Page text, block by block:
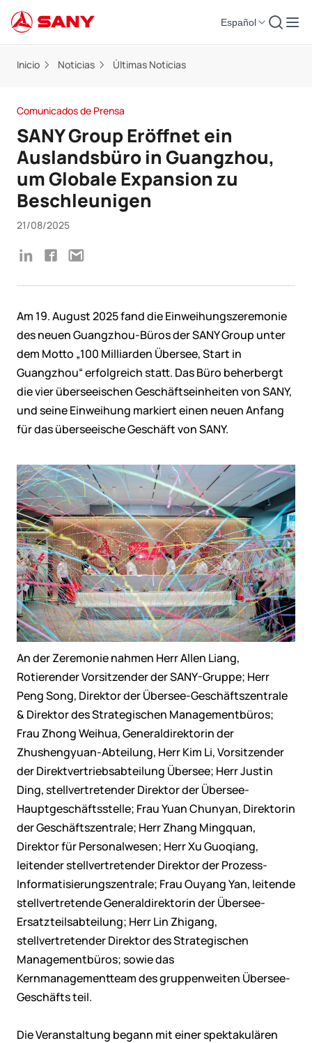
Español
Inicio Noticias Últimas Noticias
Comunicados de Prensa
SANY Group Eröffnet ein
Auslandsbüro in Guangzhou,
um Globale Expansion zu
Beschleunigen
21/08/2025
Am 19. August 2025 fand die Einweihungszeremonie
des neuen Guangzhou-Büros der SANY Group unter
dem Motto „100 Milliarden Übersee, Start in
Guangzhou“ erfolgreich statt. Das Büro beherbergt
die vier überseeischen Geschäftseinheiten von SANY,
und seine Einweihung markiert einen neuen Anfang
für das überseeische Geschäft von SANY.
An der Zeremonie nahmen Herr Allen Liang,
Rotierender Vorsitzender der SANY-Gruppe; Herr
Peng Song, Direktor der Übersee-Geschäftszentrale
& Direktor des Strategischen Managementbüros;
Frau Zhong Weihua, Generaldirektorin der
Zhushengyuan-Abteilung, Herr Kim Li, Vorsitzender
der Direktvertriebsabteilung Übersee; Herr Justin
Ding, stellvertretender Direktor der Übersee-
Hauptgeschäftsstelle; Frau Yuan Chunyan, Direktorin
der Geschäftszentrale; Herr Zhang Mingquan,
Direktor für Personalwesen; Herr Xu Guoqiang,
leitender stellvertretender Direktor der Prozess-
Informatisierungszentrale; Frau Ouyang Yan, leitende
stellvertretende Generaldirektorin der Übersee-
Ersatzteilsabteilung; Herr Lin Zhigang,
stellvertretender Direktor des Strategischen
Managementbüros; sowie das
Kernmanagementteam des gruppenweiten Übersee-
Geschäfts teil.
Die Veranstaltung begann mit einer spektakulären